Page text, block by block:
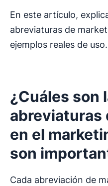
En este artículo,
abreviaturas de
ejemplos reales de uso.
¿Cuáles son
abreviaturas
en el
son
Cada abreviación de